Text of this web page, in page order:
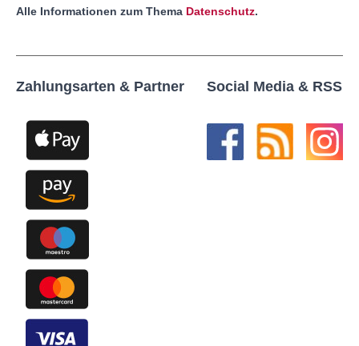
Alle Informationen zum Thema Datenschutz.
Zahlungsarten & Partner Social Media & RSS